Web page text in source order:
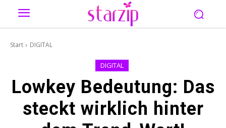
Start DIGITAL
DIGITAL
Lowkey Bedeutung: Das
steckt wirklich hinter